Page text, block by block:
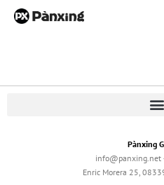
Pànxing
info@panxing.net
Enric Morera 25,